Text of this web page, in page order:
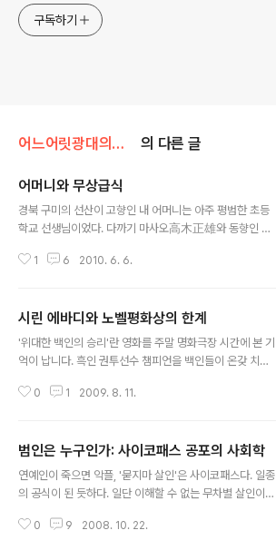
구독하기
어느어릿광대의견해 의 다른 글
어머니와 무상급식
경북 구미의 선산이 고향인 내 어머니는 아주 평범한 초등
학교 선생님이었다. 다까기 마사오高木正雄와 동향인 탓
인 중 하나로 꼽고 있지만, 글쎄 정치와는 별 무관한 삶을
까 대신 이회창을 찍은, 그런 TK 출신의 한 사람일 뿐이다.
어머니가 대구교대를 졸업하고 초등학교 선생님이 된 것
은, 어쩌면 가난 때문이었다. 당시 교대는 2년제였고, 학비
근무해야 한다는 조건이 붙었다. 교사 인력이 부족했던 시
1 6 2010. 6. 6.
시린 에바디와 노벨평화상의 한계
'위대한 백인의 승리'란 영화를 주말 명화극장 시간에 본 기
억이 납니다. 흑인 권투선수 챔피언을 백인들이 온갖 치사
한 백인의 승리'를 그린 영화였습니다.지금 그런 치사한 백
은 아프가니스탄을 마구잡이로 폭격하고 있습니다.얄궃게
도 이런 때 유엔과 코피아난 사무총장님의 노벨평화상 수
상 소식이 들려왔습니다. 나는 순진해서 그런지 노벨평화
화상 수상자이신 우리 대통령 각하가 아프가니스탄 공격을
0 1 2009. 8. 11.
범인은 누구인가: 사이코패스 공포의 사회학
연예인이 죽으면 악플, '묻지마 살인'은 사이코패스다. 일종
의 공식이 된 듯하다. 일단 이해할 수 없는 무차별 살인이
화일보가 인용한 전문가들의 말에 따르면, 사이코패스들은
0 9 2008. 10. 22.